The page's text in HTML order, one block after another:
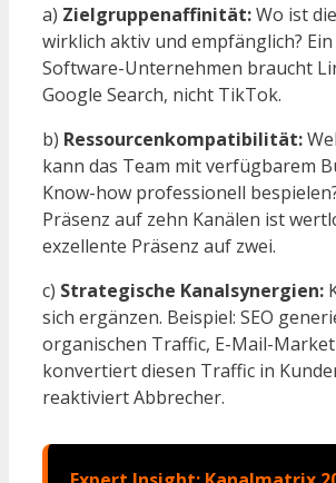
a) Zielgruppenaffinität:Wo ist
wirklich aktiv und empfänglich? Ein
Software-Unternehmen braucht
Google Search, nicht TikTok.
b) Ressourcenkompatibilität:
kann das Team mit verfügbarem
Know-how professionell
Präsenz auf zehn Kanälen ist
exzellente Präsenz auf zwei.
c) Strategische Kanalsynergien:
sich ergänzen. Beispiel: SEO
organischen Traffic, E-Mail-
konvertiert diesen Traffic in
reaktiviert Abbrecher.